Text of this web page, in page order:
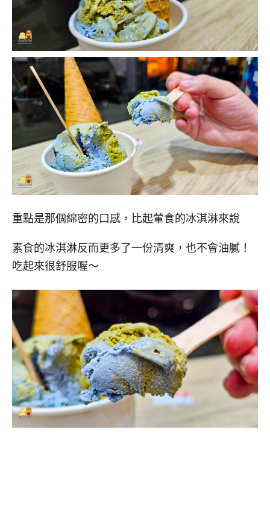
重點是那個綿密的口感，比起葷食的冰淇淋來說
素食的冰淇淋反而更多了一份清爽，也不會油膩！
吃起來很舒服喔～